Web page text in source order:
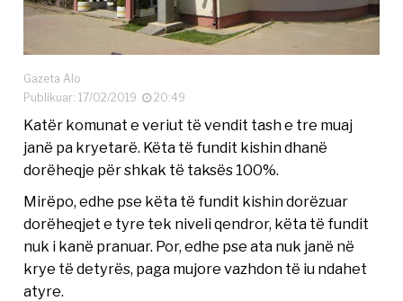
Gazeta Alo
Publikuar: 17/02/2019
20:49
Katër komunat e veriut të vendit tash e tre muaj
janë pa kryetarë. Këta të fundit kishin dhanë
dorëheqje për shkak të taksës 100%.
Mirëpo, edhe pse këta të fundit kishin dorëzuar
dorëheqjet e tyre tek niveli qendror, këta të fundit
nuk i kanë pranuar. Por, edhe pse ata nuk janë në
krye të detyrës, paga mujore vazhdon të iu ndahet
atyre.